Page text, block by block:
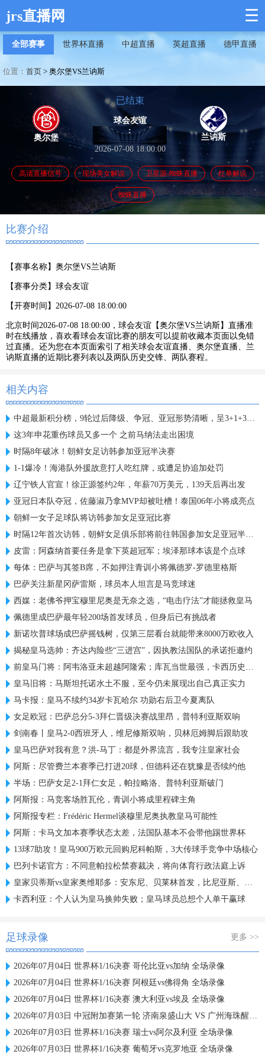
jrs直播网 ☰
全部赛事 世界杯直播 中超直播 英超直播 德甲直播
位置： 首页 > 奥尔堡VS兰讷斯
奥尔堡
已结束
球会友谊
:
2026-07-08 18:00:00
兰讷斯
高清直播信号 现场美女解说 卫星源-蜘蛛直播 红单解说
蜘蛛直播
比赛介绍
【赛事名称】 奥尔堡VS兰讷斯
【赛事分类】 球会友谊
【开赛时间】 2026-07-08 18:00:00
北京时间2026-07-08 18:00:00，球会友谊【奥尔堡VS兰讷斯】直播准
时在线播放，喜欢看球会友谊比赛的朋友可以提前收藏本页面以免错
过直播。还为您在本页面索引了相关球会友谊直播、奥尔堡直播、兰
讷斯直播的近期比赛列表以及两队历史交锋、两队赛程。
相关内容
中超最新积分榜，9轮过后降级、争冠、亚冠形势清晰，呈3+1+3格局
这3年申花重伤球员又多一个 之前马纳法走出困境
时隔8年破冰！朝鲜女足访韩参加亚冠半决赛
1-1爆冷！海港队外援故意打人吃红牌，或遭足协追加处罚
辽宁铁人官宣！徐正源签约2年，年薪70万美元，139天后再出发
亚冠日本队夺冠，佐藤淑乃拿MVP却被吐槽！泰国06年小将成亮点
朝鲜一女子足球队将访韩参加女足亚冠比赛
时隔12年首次访韩，朝鲜女足俱乐部将前往韩国参加女足亚冠半决赛
皮雷：阿森纳首要任务是拿下英超冠军；埃泽那球本该是个点球
每体：巴萨与其签B席，不如押注青训小将佩德罗-罗德里格斯
巴萨关注新星冈萨雷斯，球员本人坦言是马竞球迷
西媒：老佛爷押宝穆里尼奥是无奈之选，“电击疗法”才能拯救皇马
佩德里成巴萨最年轻200场首发球员，但身后已有挑战者
新诺坎普球场成巴萨摇钱树，仅第三层看台就能带来8000万欧收入
揭秘皇马选帅：齐达内险些“三进宫”，因执教法国队的承诺拒邀约
前皇马门将：阿韦洛亚未超越阿隆索；库瓦当世最强，卡西历史最佳
皇马旧将：马斯坦托诺水土不服，至今仍未展现出自己真正实力
马卡报：皇马不续约34岁卡瓦哈尔 功勋右后卫今夏离队
女足欧冠：巴萨总分5-3拜仁晋级决赛战里昂，普特利亚斯双响
剑南春丨皇马2-0西班牙人，维尼修斯双响，贝林厄姆脚后跟助攻
皇马巴萨对我有意？洪-马丁：都是外界流言，我专注皇家社会
阿斯：尽管费兰本赛季已打进20球，但德科还在犹豫是否续约他
半场：巴萨女足2-1拜仁女足，帕拉略洛、普特利亚斯破门
阿斯报：马竞客场胜瓦伦，青训小将成里程碑主角
阿斯报专栏：Frédéric Hermel谈穆里尼奥执教皇马可能性
阿斯：卡马文加本赛季状态太差，法国队基本不会带他踢世界杯
13球7助攻！皇马900万欧元回购尼科帕斯，3大传球手竞争中场核心
巴列卡诺官方：不同意帕拉松禁赛裁决，将向体育行政法庭上诉
皇家贝蒂斯vs皇家奥维耶多：安东尼、贝莱林首发，比尼亚斯、哈维-洛佩斯出战
卡西利亚：个人认为皇马换帅失败；皇马球员总想个人单干赢球
足球录像 更多 >>
2026年07月04日 世界杯1/16决赛 哥伦比亚vs加纳 全场录像
2026年07月04日 世界杯1/16决赛 阿根廷vs佛得角 全场录像
2026年07月04日 世界杯1/16决赛 澳大利亚vs埃及 全场录像
2026年07月03日 中冠附加赛第一轮 济南泉盛山大 VS 广州海珠醒派 全场录像
2026年07月03日 世界杯1/16决赛 瑞士vs阿尔及利亚 全场录像
2026年07月03日 世界杯1/16决赛 葡萄牙vs克罗地亚 全场录像